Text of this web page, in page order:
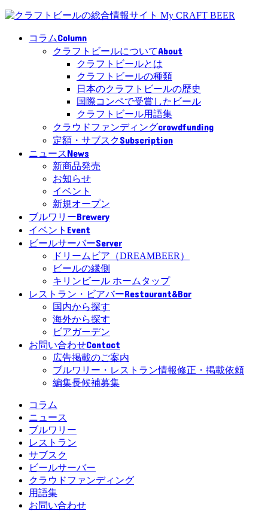
コラムColumn
クラフトビールについてAbout
クラフトビールとは
クラフトビールの種類
日本のクラフトビールの歴史
国際コンペで受賞したビール
クラフトビール用語集
クラウドファンディングcrowdfunding
定額・サブスクSubscription
ニュースNews
新商品発売
お知らせ
イベント
新規オープン
ブルワリーBrewery
イベント Event
ビールサーバーServer
ドリームビア（DREAMBEER）
ビールの縁側
キリンビール ホームタップ
レストラン・ビアバーRestaurant&Bar
国内から探す
海外から探す
ビアガーデン
お問い合わせContact
広告掲載のご案内
ブルワリー・レストラン情報修正・掲載依頼
編集長候補募集
コラム
ニュース
ブルワリー
レストラン
サブスク
ビールサーバー
クラウドファンディング
用語集
お問い合わせ